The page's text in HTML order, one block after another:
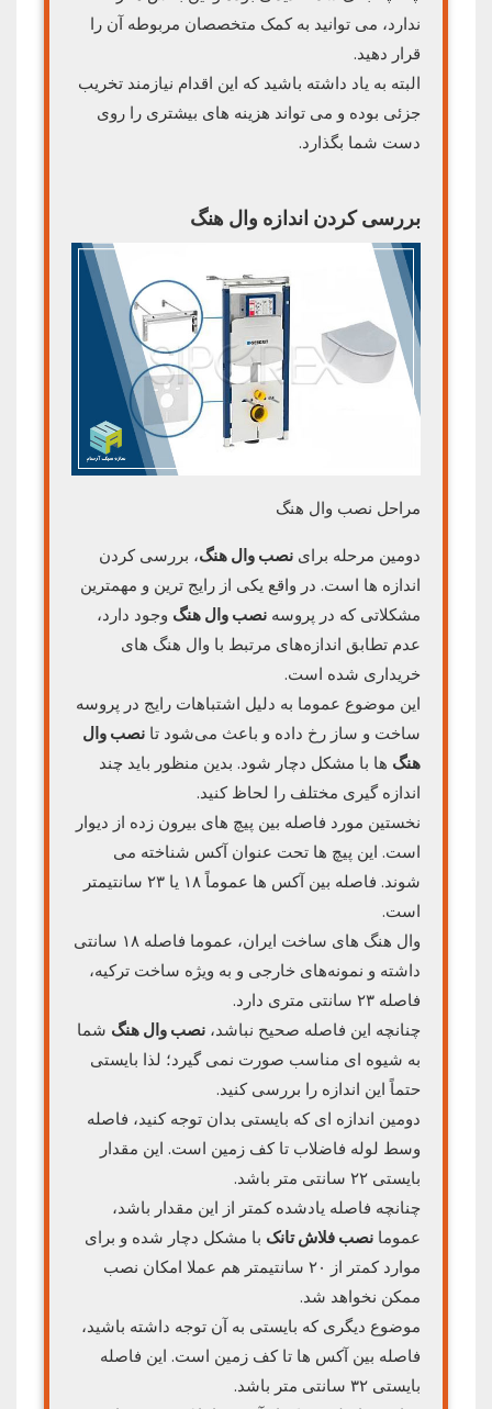
ندارد، می توانید به کمک متخصصان مربوطه آن را
قرار دهید.
البته به یاد داشته باشید که این اقدام نیازمند تخریب
جزئی بوده و می تواند هزینه های بیشتری را روی
دست شما بگذارد.
بررسی کردن اندازه وال هنگ
مراحل نصب وال هنگ
دومین مرحله برای نصب وال هنگ، بررسی کردن
اندازه ها است. در واقع یکی از رایج ترین و مهمترین
مشکلاتی که در پروسه نصب وال هنگ وجود دارد،
عدم تطابق اندازه‌های مرتبط با وال هنگ های
خریداری شده است.
این موضوع عموما به دلیل اشتباهات رایج در پروسه
ساخت و ساز رخ داده و باعث می‌شود تا نصب وال
هنگ ها با مشکل دچار شود. بدین منظور باید چند
اندازه گیری مختلف را لحاظ کنید.
نخستین مورد فاصله بین پیچ های بیرون زده از دیوار
است. این پیچ ها تحت عنوان آکس شناخته می
شوند. فاصله بین آکس ها عموماً ۱۸ یا ۲۳ سانتیمتر
است.
وال هنگ های ساخت ایران، عموما فاصله ۱۸ سانتی
داشته و نمونه‌های خارجی و به ویژه ساخت ترکیه،
فاصله ۲۳ سانتی متری دارد.
چنانچه این فاصله صحیح نباشد، نصب وال هنگ شما
به شیوه ای مناسب صورت نمی گیرد؛ لذا بایستی
حتماً این اندازه را بررسی کنید.
دومین اندازه ای که بایستی بدان توجه کنید، فاصله
وسط لوله فاضلاب تا کف زمین است. این مقدار
بایستی ۲۲ سانتی متر باشد.
چنانچه فاصله یادشده کمتر از این مقدار باشد،
عموما نصب فلاش تانک با مشکل دچار شده و برای
موارد کمتر از ۲۰ سانتیمتر هم عملا امکان نصب
ممکن نخواهد شد.
موضوع دیگری که بایستی به آن توجه داشته باشید،
فاصله بین آکس ها تا کف زمین است. این فاصله
بایستی ۳۲ سانتی متر باشد.